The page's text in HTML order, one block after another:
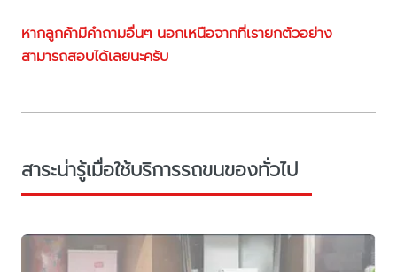
หากลูกค้ามีคำถามอื่นๆ นอกเหนือจากที่เรายกตัวอย่าง
สามารถสอบได้เลยนะครับ
สาระน่ารู้เมื่อใช้บริการรถขนของทั่วไป